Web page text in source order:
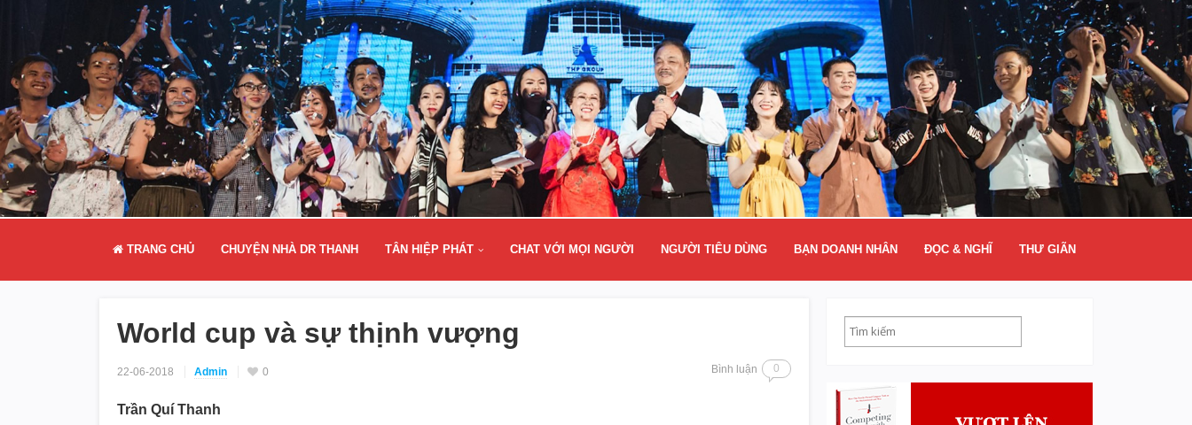
TRANG CHỦ CHUYỆN NHÀ DR THANH TÂN HIỆP PHÁT CHAT VỚI MỌI NGƯỜI NGƯỜI TIÊU DÙNG BẠN DOANH NHÂN ĐỌC & NGHĨ THƯ GIÃN
World cup và sự thịnh vượng
22-06-2018 Admin 0 Bình luận 0
Trần Quí Thanh